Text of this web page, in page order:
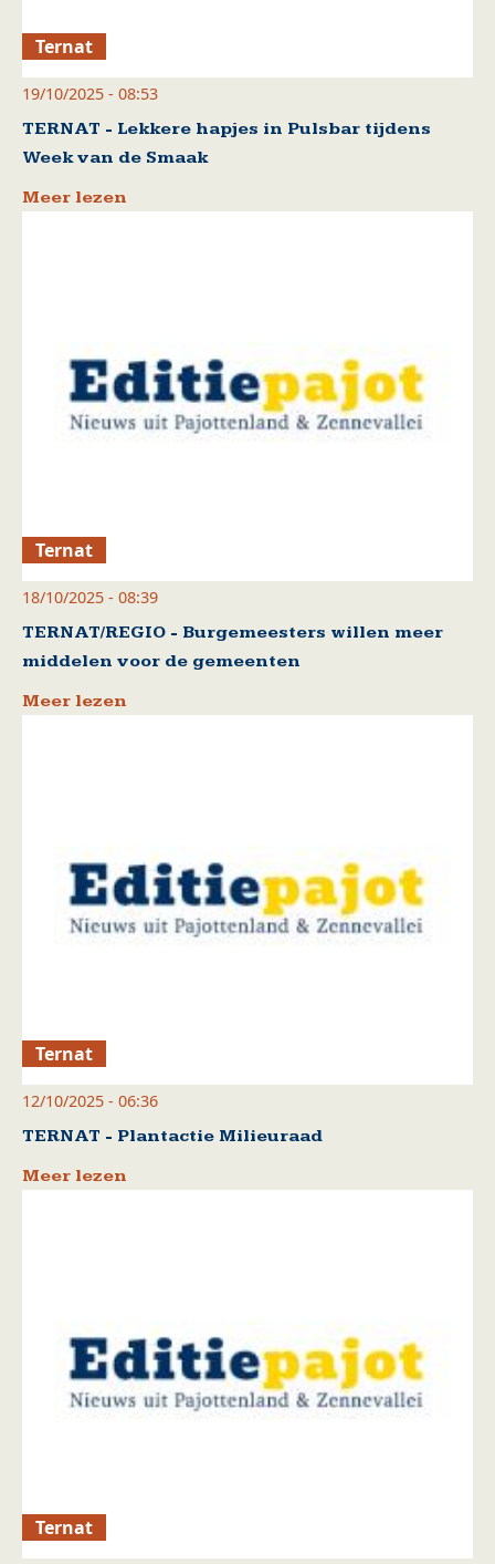
Ternat
19/10/2025 - 08:53
TERNAT - Lekkere hapjes in Pulsbar tijdens
Week van de Smaak
Meer lezen
Ternat
18/10/2025 - 08:39
TERNAT/REGIO - Burgemeesters willen meer
middelen voor de gemeenten
Meer lezen
Ternat
12/10/2025 - 06:36
TERNAT - Plantactie Milieuraad
Meer lezen
Ternat